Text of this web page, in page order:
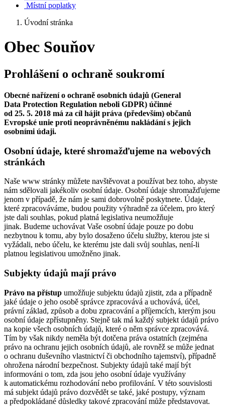
Místní poplatky
Úvodní stránka
Obec Souňov
Prohlášení o ochraně soukromí
Obecné nařízení o ochraně osobních údajů (General
Data Protection Regulation neboli GDPR) účinné
od 25. 5. 2018 má za cíl hájit práva (především) občanů
Evropské unie proti neoprávněnému nakládání s jejich
osobními údaji.
Osobní údaje, které shromažďujeme na webových
stránkách
Naše www stránky můžete navštěvovat a používat bez toho, abyste
nám sdělovali jakékoliv osobní údaje. Osobní údaje shromažďujeme
jenom v případě, že nám je sami dobrovolně poskytnete. Údaje,
které zpracováváme, budou použity výhradně za účelem, pro který
jste dali souhlas, pokud platná legislativa neumožňuje
jinak. Budeme uchovávat Vaše osobní údaje pouze po dobu
nezbytnou k tomu, aby bylo dosaženo účelu služby, kterou jste si
vyžádali, nebo účelu, ke kterému jste dali svůj souhlas, není-li
platnou legislativou umožněno jinak.
Subjekty údajů mají právo
Právo na přístup umožňuje subjektu údajů zjistit, zda a případně
jaké údaje o jeho osobě správce zpracovává a uchovává, účel,
právní základ, způsob a dobu zpracování a příjemcích, kterým jsou
osobní údaje zpřístupněny. Stejně tak má každý subjekt údajů právo
na kopie všech osobních údajů, které o něm správce zpracovává.
Tím by však nikdy neměla být dotčena práva ostatních (zejména
právo na ochranu jejich osobních údajů, ale rovněž se může jednat
o ochranu duševního vlastnictví či obchodního tajemství), případně
ohrožena národní bezpečnost. Subjekty údajů také mají být
informováni o tom, zda jsou jeho osobní údaje využívány
k automatickému rozhodování nebo profilování. V této souvislosti
má subjekt údajů právo dozvědět se také, jaké postupy, význam
a předpokládané důsledky takové zpracování může představovat.